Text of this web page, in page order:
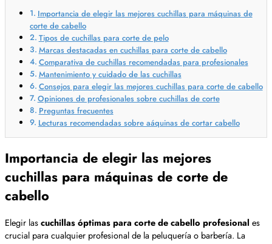
Importancia de elegir las mejores cuchillas para máquinas de
corte de cabello
Tipos de cuchillas para corte de pelo
Marcas destacadas en cuchillas para corte de cabello
Comparativa de cuchillas recomendadas para profesionales
Mantenimiento y cuidado de las cuchillas
Consejos para elegir las mejores cuchillas para corte de cabello
Opiniones de profesionales sobre cuchillas de corte
Preguntas frecuentes
Lecturas recomendadas sobre aáquinas de cortar cabello
Importancia de elegir las mejores
cuchillas para máquinas de corte de
cabello
Elegir lascuchillas óptimas para corte de cabello profesional es
crucial para cualquier profesional de la peluquería o barbería. La